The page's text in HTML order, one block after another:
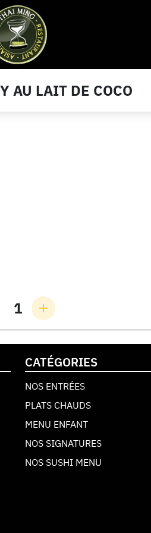
AU LAIT DE COCO
1
CATÉGORIES
NOS ENTRÉES
PLATS CHAUDS
MENU ENFANT
NOS SIGNATURES
NOS SUSHI MENU